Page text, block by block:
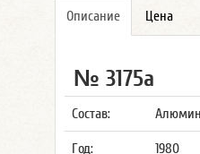
Описание Цена
№ 3175а
Состав:
Год: 1980